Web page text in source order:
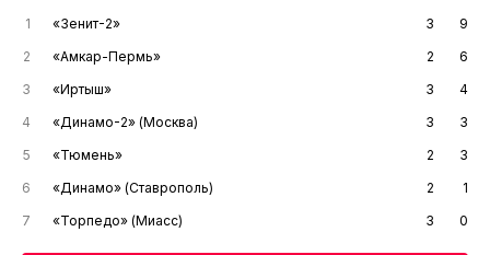
1 «Зенит-2» 3
9
2
«Амкар-Пермь» 2
6
3
«Иртыш» 3
4
4
«Динамо-2» (Москва) 3
3
5
«Тюмень» 2
3
6
«Динамо» (Ставрополь) 2
1
7
«Торпедо» (Миасс) 3 0